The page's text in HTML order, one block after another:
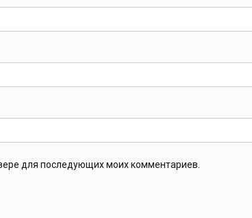
для последующих моих комментариев.